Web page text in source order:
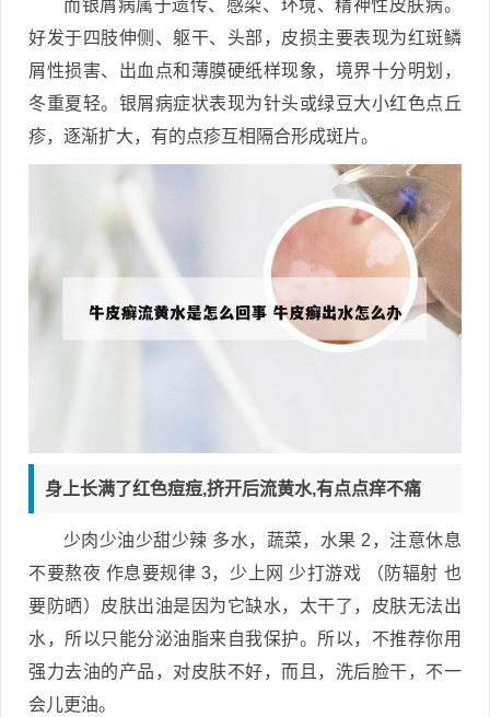
而银屑病属于遗传、感染、环境、精神性皮肤病。
好发于四肢伸侧、躯干、头部，皮损主要表现为红斑鳞
屑性损害、出血点和薄膜硬纸样现象，境界十分明划，
冬重夏轻。银屑病症状表现为针头或绿豆大小红色点丘
疹，逐渐扩大，有的点疹互相隔合形成斑片。
身上长满了红色痘痘,挤开后流黄水,有点点痒不痛
少肉少油少甜少辣 多水，蔬菜，水果 2，注意休息
不要熬夜 作息要规律 3，少上网 少打游戏 （防辐射 也
要防晒）皮肤出油是因为它缺水，太干了，皮肤无法出
水，所以只能分泌油脂来自我保护。所以，不推荐你用
强力去油的产品，对皮肤不好，而且，洗后脸干，不一
会儿更油。